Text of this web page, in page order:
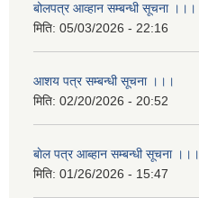
बोलपत्र आव्हान सम्बन्धी सूचना ।।।
मिति: 05/03/2026 - 22:16
आशय पत्र सम्बन्धी सूचना ।।।
मिति: 02/20/2026 - 20:52
बाेल पत्र आब्हान सम्बन्धी सूचना ।।।
मिति: 01/26/2026 - 15:47